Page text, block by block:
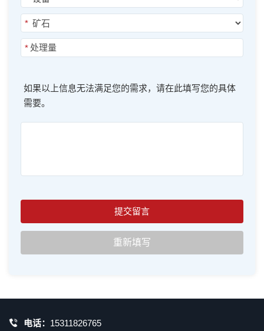
*
*
如果以上信息无法满足您的需求，请在此填写您的具体
需要。
电话： 15311826765